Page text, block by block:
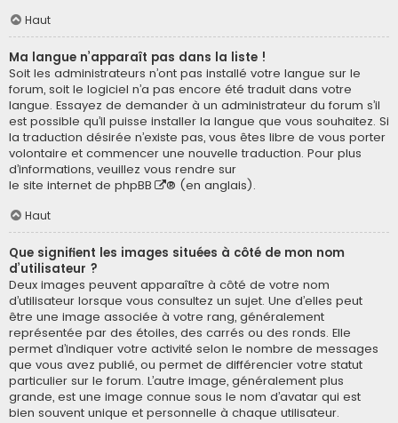
Haut
Ma langue n’apparaît pas dans la liste !
Soit les administrateurs n’ont pas installé votre langue sur le
forum, soit le logiciel n’a pas encore été traduit dans votre
langue. Essayez de demander à un administrateur du forum s’il
est possible qu’il puisse installer la langue que vous souhaitez. Si
la traduction désirée n’existe pas, vous êtes libre de vous porter
volontaire et commencer une nouvelle traduction. Pour plus
d’informations, veuillez vous rendre sur
le site internet de phpBB
® (en anglais).
Haut
Que signifient les images situées à côté de mon nom
d’utilisateur ?
Deux images peuvent apparaître à côté de votre nom
d’utilisateur lorsque vous consultez un sujet. Une d’elles peut
être une image associée à votre rang, généralement
représentée par des étoiles, des carrés ou des ronds. Elle
permet d’indiquer votre activité selon le nombre de messages
que vous avez publié, ou permet de différencier votre statut
particulier sur le forum. L’autre image, généralement plus
grande, est une image connue sous le nom d’avatar qui est
bien souvent unique et personnelle à chaque utilisateur.